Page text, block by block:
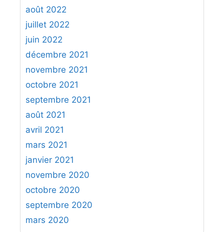
août 2022
juillet 2022
juin 2022
décembre 2021
novembre 2021
octobre 2021
septembre 2021
août 2021
avril 2021
mars 2021
janvier 2021
novembre 2020
octobre 2020
septembre 2020
mars 2020